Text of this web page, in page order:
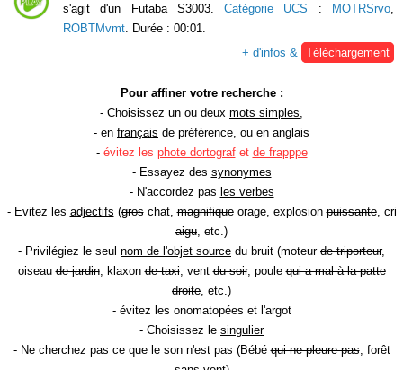
s'agit d'un Futaba S3003.Catégorie UCS : MOTRSrvo
ROBTMvmt . Durée : 00:01.
+ d'infos &
Téléchargement
Pour affiner votre recherche :
- Choisissez un ou deux mots simples
- en français de préférence, ou en anglais
- évitez les phote dortografet de frapppe
- Essayez des synonymes
- N'accordez pas les verbes
- Evitez les adjectifs (groschat,magnifiqueorage, explosionpuissante, cri
aigu , etc.)
- Privilégiez le seul nom de l'objet source du bruit (moteur de triporteur,
oiseaude jardin, klaxonde taxi, ventdu soir, poulequi a mal à la patte
droite , etc.)
- évitez les onomatopées et l'argot
- Choisissez le singulier
- Ne cherchez pas ce que le son n'est pas (Bébéqui ne pleure pas, forêt